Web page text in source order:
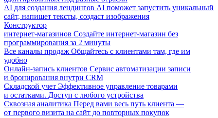
AI для создания лендингов AI поможет запустить уникальный
сайт, напишет тексты, создаст изображения
Конструктор
интернет-магазинов Создайте интернет-магазин без
программирования за 2 минуты
Все каналы продаж Общайтесь с клиентами там, где им
удобно
Онлайн-запись клиентов Сервис автоматизации записи
и бронирования внутри CRM
Складской учет Эффективное управление товарами
и остатками. Доступ с любого устройства
Сквозная аналитика Перед вами весь путь клиента —
от первого визита на сайт до повторных покупок